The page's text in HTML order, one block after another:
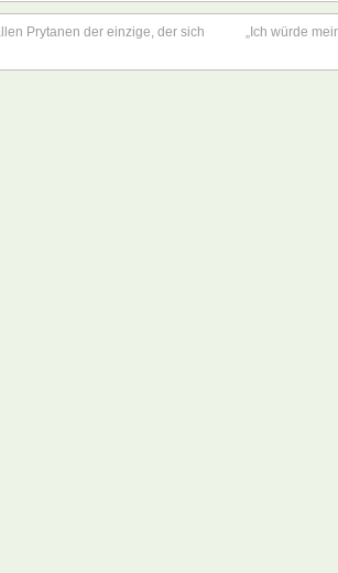
Prytanen der einzige, der sich
„Ich würde